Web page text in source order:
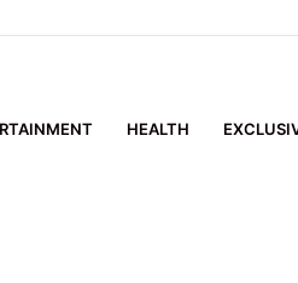
HEALTH